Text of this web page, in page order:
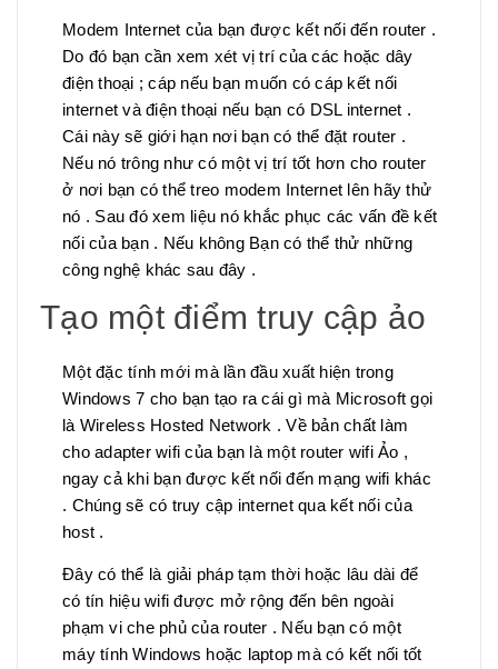
Modem Internet của bạn được kết nối đến router .
Do đó bạn cần xem xét vị trí của các hoặc dây
điện thoại ; cáp nếu bạn muốn có cáp kết nối
internet và điện thoại nếu bạn có DSL internet .
Cái này sẽ giới hạn nơi bạn có thể đặt router .
Nếu nó trông như có một vị trí tốt hơn cho router
ở nơi bạn có thể treo modem Internet lên hãy thử
nó . Sau đó xem liệu nó khắc phục các vấn đề kết
nối của bạn . Nếu không Bạn có thể thử những
công nghệ khác sau đây .
Tạo một điểm truy cập ảo
Một đặc tính mới mà lần đầu xuất hiện trong
Windows 7 cho bạn tạo ra cái gì mà Microsoft gọi
là Wireless Hosted Network . Về bản chất làm
cho adapter wifi của bạn là một router wifi Ảo ,
ngay cả khi bạn được kết nối đến mạng wifi khác
. Chúng sẽ có truy cập internet qua kết nối của
host .
Đây có thể là giải pháp tạm thời hoặc lâu dài để
có tín hiệu wifi được mở rộng đến bên ngoài
phạm vi che phủ của router . Nếu bạn có một
máy tính Windows hoặc laptop mà có kết nối tốt